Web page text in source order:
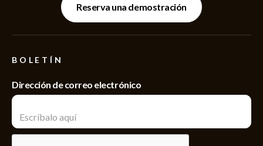
Reserva una demostración
BOLETÍN
Dirección de correo electrónico